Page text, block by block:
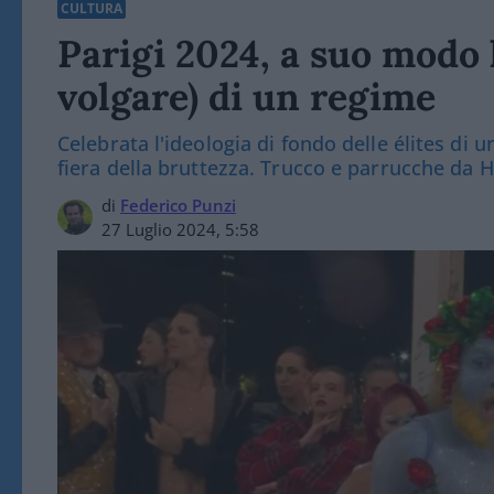
CULTURA
Parigi 2024, a suo
volgare) di un regime
Celebrata l'ideologia di fondo delle élites di
fiera della bruttezza. Trucco e parrucche da
di Federico Punzi
27 Luglio 2024, 5:58